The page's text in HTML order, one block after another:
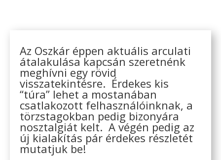
Az Oszkár éppen aktuális arculati
átalakulása kapcsán szeretnénk
meghívni egy rövid
visszatekintésre. Érdekes kis
“túra” lehet a mostanában
csatlakozott felhasználóinknak, a
törzstagokban pedig bizonyára
nosztalgiát kelt. A végén pedig az
új kialakítás pár érdekes részletét
mutatjuk be!